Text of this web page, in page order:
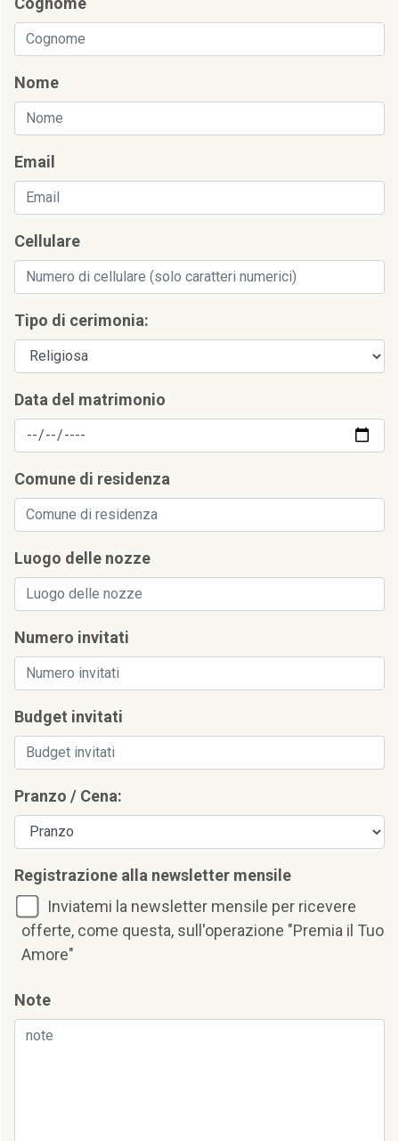
Nome
Email
Cellulare
Tipo di cerimonia:
Data del matrimonio
Comune di residenza
Luogo delle nozze
Numero invitati
Budget invitati
Pranzo / Cena:
Registrazione alla newsletter mensile
Inviatemi la newsletter mensile per ricevere
offerte, come questa, sull'operazione "Premia il Tuo
Amore"
Note